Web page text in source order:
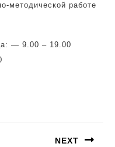
методической работе
— 9.00 – 19.00
NEXT